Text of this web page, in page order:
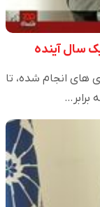
سال آینده
های انجام شده، تا